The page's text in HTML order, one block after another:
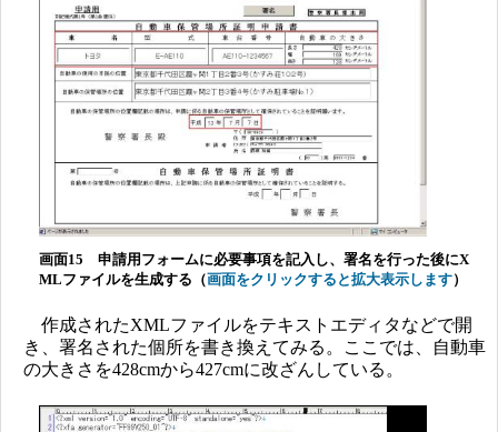
画面15 申請用フォームに必要事項を記入し、署名を行った後にX
MLファイルを生成する（画面をクリックすると拡大表示します）
作成されたXMLファイルをテキストエディタなどで開
き、署名された個所を書き換えてみる。ここでは、自動車
の大きさを428cmから427cmに改ざんしている。